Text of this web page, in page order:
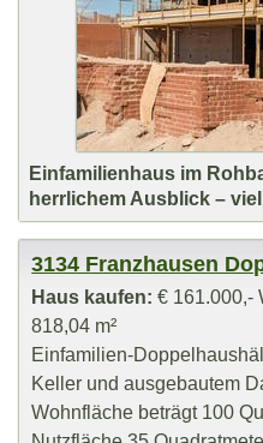
Einfamilienhaus im
herrlichem Ausblick –
3134 Franzhausen
Haus kaufen: € 161.000,-
818,04 m²
Einfamilien-
Keller und ausgebautem
Wohnfläche beträgt 100